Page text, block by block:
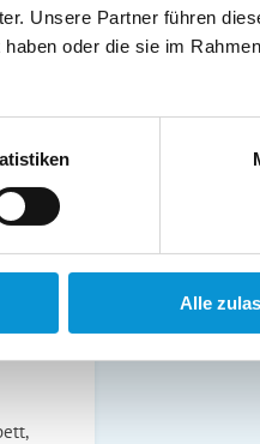
Unsere Partner führen
oder die sie im
Alle